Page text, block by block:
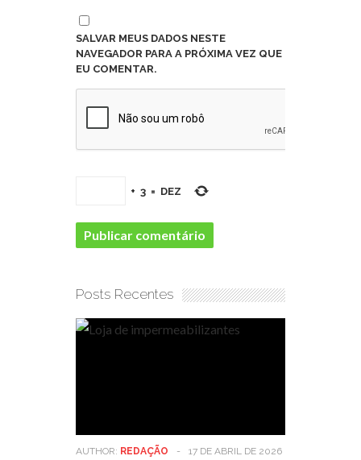
SALVAR MEUS DADOS NESTE
NAVEGADOR PARA A PRÓXIMA VEZ QUE
EU COMENTAR.
+ 3 = DEZ
Posts Recentes
AUTHOR: REDAÇÃO - 17 DE ABRIL DE 2026